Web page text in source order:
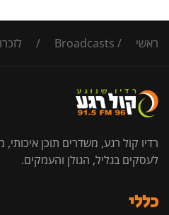
ראשי /
Broadcasts
/
רדיו קול רגע, משדרים תוכן
לעסקים בגליל, הגולן והעמקים.
כללי